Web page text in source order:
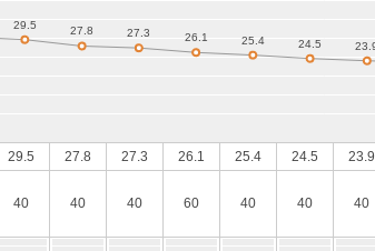
29.5 27.8 27.3 26.1 25.4 24.5 23.9
40 40 40 60 40 40 40